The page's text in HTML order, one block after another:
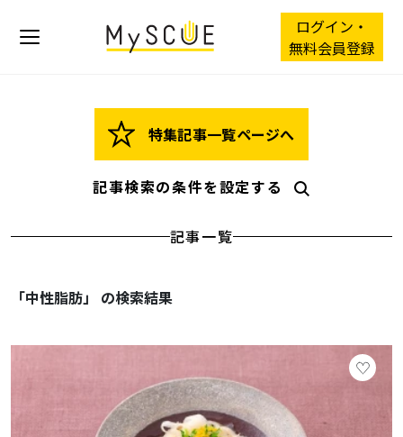
ログイン・
無料会員登録
特集記事一覧ページへ
記事検索の条件を設定する
記事一覧
「中性脂肪」 の検索結果